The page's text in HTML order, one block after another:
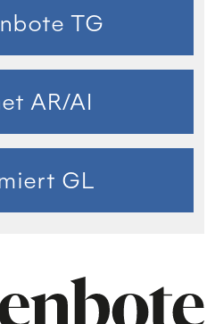
TG
AR/AI
GL